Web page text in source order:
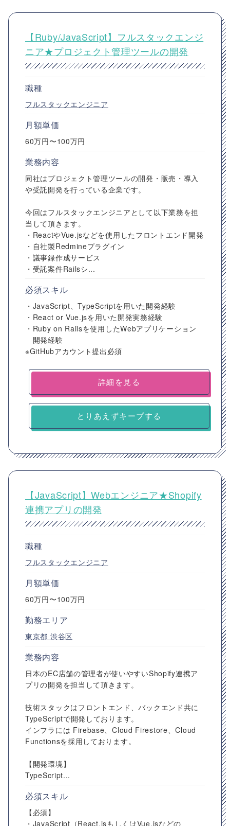
【Ruby/JavaScript】フルスタックエンジ
ニア★プロジェクト管理ツールの開発
職種
フルスタックエンジニア
月額単価
60万円〜100万円
業務内容
同社はプロジェクト管理ツールの開発・販売・導入
や受託開発を行っている企業です。
今回はフルスタックエンジニアとして以下業務を担
当して頂きます。
・ReactやVue.jsなどを使用したフロントエンド開発
・自社製Redmineプラグイン
・議事録作成サービス
・受託案件Railsシ...
必須スキル
・JavaScript、TypeScriptを用いた開発経験
・React or Vue.jsを用いた開発実務経験
・Ruby on Railsを使用したWebアプリケーション
開発経験
※GitHubアカウント提出必須
詳細を見る
とりあえずキープする
【JavaScript】Webエンジニア★Shopify
連携アプリの開発
職種
フルスタックエンジニア
月額単価
60万円〜100万円
勤務エリア
東京都 渋谷区
業務内容
日本のEC店舗の管理者が使いやすいShopify連携ア
プリの開発を担当して頂きます。
技術スタックはフロントエンド、バックエンド共に
TypeScriptで開発しております。
インフラには Firebase、Cloud Firestore、Cloud
Functionsを採用しております。
【開発環境】
TypeScript...
必須スキル
【必須】
・JavaScript（React.jsもしくはVue.jsなどの